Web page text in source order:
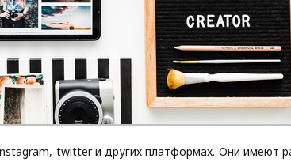
twitter и других платформах. Они имеют